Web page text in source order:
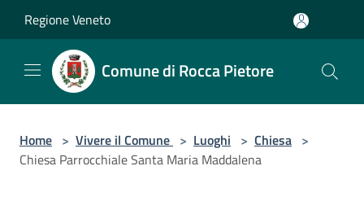
Regione Veneto
Comune di Rocca Pietore
Home > Vivere il Comune > Luoghi > Chiesa >
Chiesa Parrocchiale Santa Maria Maddalena